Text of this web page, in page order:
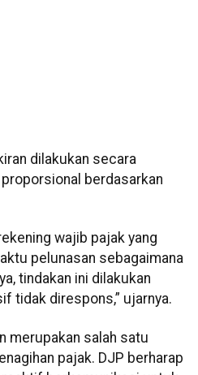
dilakukan secara
berdasarkan
wajib pajak yang
pelunasan sebagaimana
tindakan ini dilakukan
tidak direspons,” ujarnya.
merupakan salah satu
pajak. DJP berharap